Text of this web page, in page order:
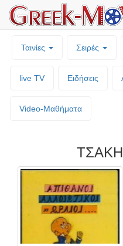
Ταινίες Σειρές
live TV Ειδήσεις
Video-Mαθήματα